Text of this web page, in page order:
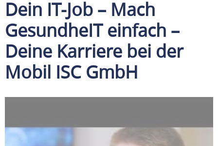
Dein IT-Job – Mach
GesundheIT einfach –
Deine Karriere bei der
Mobil ISC GmbH